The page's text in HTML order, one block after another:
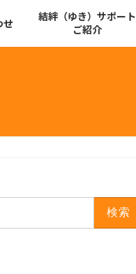
せ
結絆（ゆき）サポート
ご紹介